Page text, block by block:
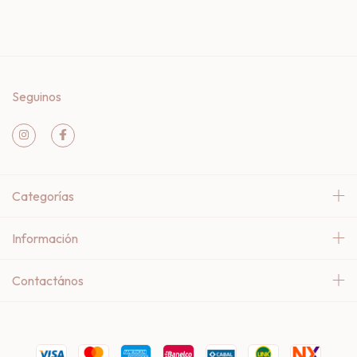
Seguinos
Categorías
Información
Contactános